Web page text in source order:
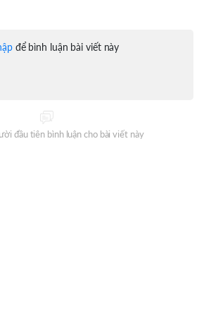
để bình luận bài viết này
đầu tiên bình luận cho bài viết này